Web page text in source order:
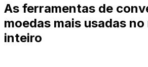
As ferramentas de
moedas mais usadas no
inteiro